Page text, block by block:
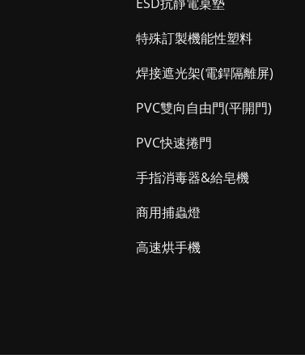
特殊訂製機能性塑料
焊接遮光架(電銲隔離屏)
PVC雙向自由門(平開門)
PVC快速捲門
手指消毒器&給皂機
商用捕蟲燈
高速烘手機